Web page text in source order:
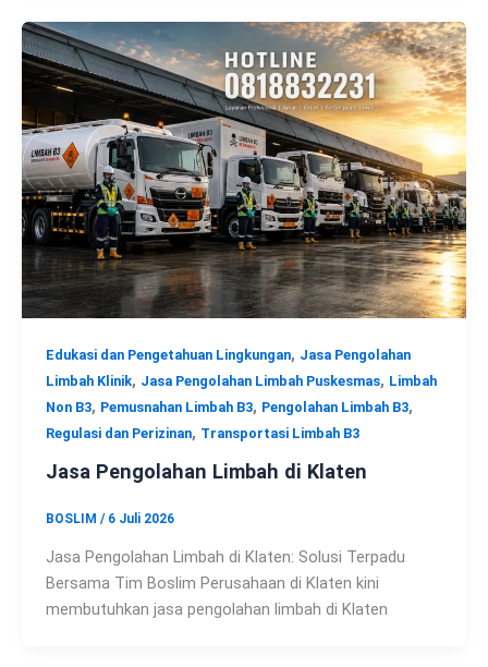
Edukasi dan Pengetahuan Lingkungan, Jasa Pengolahan
Limbah Klinik, Jasa Pengolahan Limbah Puskesmas, Limbah
Non B3, Pemusnahan Limbah B3, Pengolahan Limbah B3,
Regulasi dan Perizinan, Transportasi Limbah B3
Jasa Pengolahan Limbah di Klaten
BOSLIM / 6 Juli 2026
Jasa Pengolahan Limbah di Klaten: Solusi Terpadu
Bersama Tim Boslim Perusahaan di Klaten kini
membutuhkan jasa pengolahan limbah di Klaten